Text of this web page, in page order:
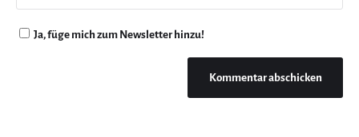
Ja, füge mich zum Newsletter hinzu!